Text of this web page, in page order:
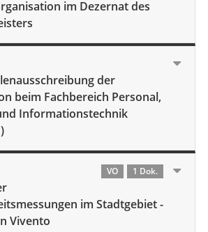
im Dezernat des
der
beim Fachbereich Personal,
Informationstechnik
VO 1 Dok.
im Stadtgebiet -
Vivento